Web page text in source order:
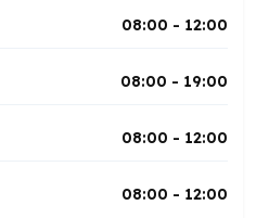
08:00 - 12:00
08:00 - 19:00
08:00 - 12:00
08:00 - 12:00